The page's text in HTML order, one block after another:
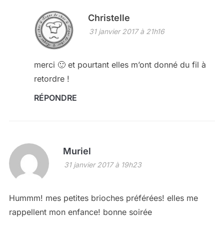
Christelle
31 janvier 2017 à 21h16
merci 🙂 et pourtant elles m’ont donné du fil à
retordre !
RÉPONDRE
Muriel
31 janvier 2017 à 19h23
Hummm! mes petites brioches préférées! elles me
rappellent mon enfance! bonne soirée